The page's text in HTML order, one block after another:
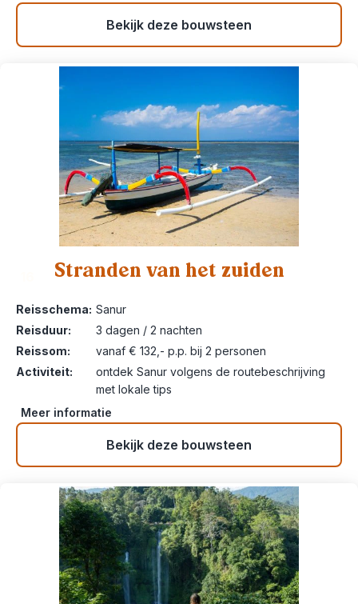
Bekijk deze bouwsteen
Stranden van het zuiden
Reisschema: Sanur
Reisduur:
3 dagen / 2 nachten
Reissom:
vanaf € 132,- p.p. bij 2 personen
Activiteit:
ontdek Sanur volgens de routebeschrijving
met lokale tips
Meer informatie
Bekijk deze bouwsteen